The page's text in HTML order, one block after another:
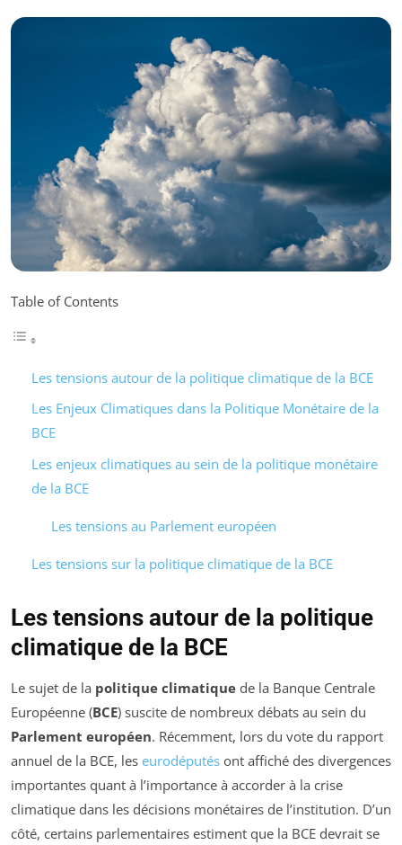
Table of Contents
Les tensions autour de la politique climatique de la BCE
Les Enjeux Climatiques dans la Politique Monétaire de la
BCE
Les enjeux climatiques au sein de la politique monétaire
de la BCE
Les tensions au Parlement européen
Les tensions sur la politique climatique de la BCE
Les tensions autour de la politique
climatique de la BCE
Le sujet de la politique climatique de la Banque Centrale
Européenne (BCE) suscite de nombreux débats au sein du
Parlement européen. Récemment, lors du vote du rapport
annuel de la BCE, les eurodéputés ont affiché des divergences
importantes quant à l’importance à accorder à la crise
climatique dans les décisions monétaires de l’institution. D’un
côté, certains parlementaires estiment que la BCE devrait se